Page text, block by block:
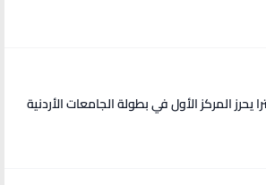
يحرز المركز الأول في بطولة الجامعات الأردنية